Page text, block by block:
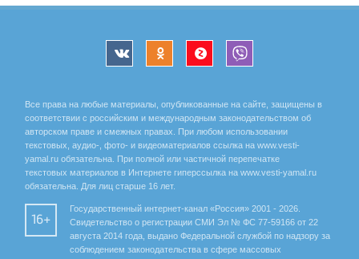
Все права на любые материалы, опубликованные на сайте, защищены в
соответствии с российским и международным законодательством об
авторском праве и смежных правах. При любом использовании
текстовых, аудио-, фото- и видеоматериалов ссылка на www.vesti-
yamal.ru обязательна. При полной или частичной перепечатке
текстовых материалов в Интернете гиперссылка на www.vesti-yamal.ru
обязательна. Для лиц старше 16 лет.
16+
Государственный интернет-канал «Россия» 2001 - 2026.
Свидетельство о регистрации СМИ Эл № ФС 77-59166 от 22
августа 2014 года, выдано Федеральной службой по надзору за
соблюдением законодательства в сфере массовых